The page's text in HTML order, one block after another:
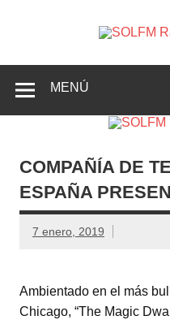
Crevillente, Radio en
MENÚ
COMPAÑÍA DE
ESPAÑA
7 enero, 2019
Ambientado en el más
Chicago, “The Magic